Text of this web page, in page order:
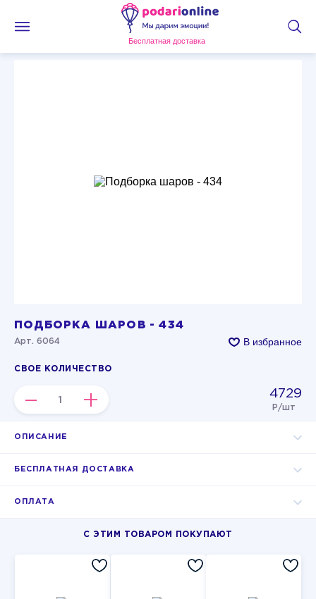
Бесплатная доставка
ПОДБОРКА ШАРОВ - 434
Арт. 6064 В избранное
СВОЕ КОЛИЧЕСТВО
– + 4729
Р/шт
ОПИСАНИЕ
БЕСПЛАТНАЯ ДОСТАВКА
ОПЛАТА
С ЭТИМ ТОВАРОМ ПОКУПАЮТ